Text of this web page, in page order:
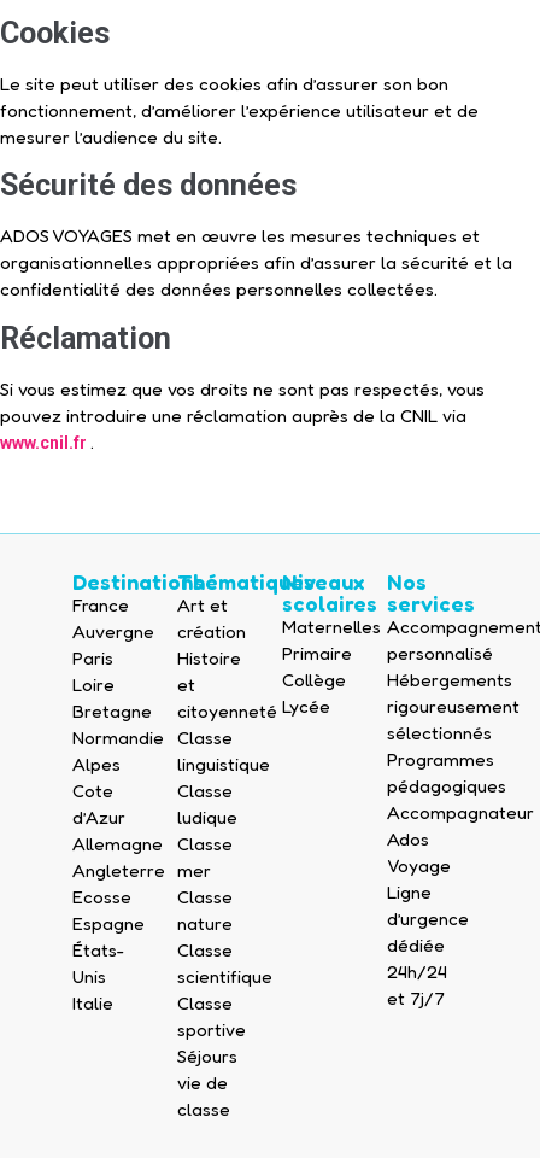
Cookies
Le site peut utiliser des cookies afin d’assurer son bon
fonctionnement, d’améliorer l’expérience utilisateur et de
mesurer l’audience du site.
Sécurité des données
ADOS VOYAGES met en œuvre les mesures techniques et
organisationnelles appropriées afin d’assurer la sécurité et la
confidentialité des données personnelles collectées.
Réclamation
Si vous estimez que vos droits ne sont pas respectés, vous
pouvez introduire une réclamation auprès de la CNIL via
www.cnil.fr .
Destinations
France
Auvergne
Paris
Loire
Bretagne
Normandie
Alpes
Cote
d’Azur
Allemagne
Angleterre
Ecosse
Espagne
États-
Unis
Italie
Thématiques
Art et
création
Histoire
et
citoyenneté
Classe
linguistique
Classe
ludique
Classe
mer
Classe
nature
Classe
scientifique
Classe
sportive
Séjours
vie de
classe
Niveaux
scolaires
Maternelles
Primaire
Collège
Lycée
Nos
services
personnalisé
Hébergements
rigoureusement
sélectionnés
Programmes
pédagogiques
Accompagnateur
Ados
Voyage
Ligne
d’urgence
dédiée
24h/24
et 7j/7